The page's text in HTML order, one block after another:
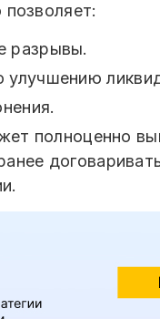
разрывы.
улучшению
полноценно